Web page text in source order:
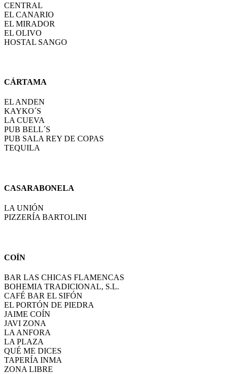
CENTRAL
EL CANARIO
EL MIRADOR
EL OLIVO
HOSTAL SANGO
CÁRTAMA
EL ANDEN
KAYKO´S
LA CUEVA
PUB BELL´S
PUB SALA REY DE COPAS
TEQUILA
CASARABONELA
LA UNIÓN
PIZZERÍA BARTOLINI
COÍN
BAR LAS CHICAS FLAMENCAS
BOHEMIA TRADICIONAL, S.L.
CAFÉ BAR EL SIFÓN
EL PORTÓN DE PIEDRA
JAIME COÍN
JAVI ZONA
LA ANFORA
LA PLAZA
QUÉ ME DICES
TAPERÍA INMA
ZONA LIBRE